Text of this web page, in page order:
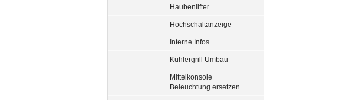
Haubenlifter
Hochschaltanzeige
Interne Infos
Kühlergrill Umbau
Mittelkonsole
Beleuchtung ersetzen